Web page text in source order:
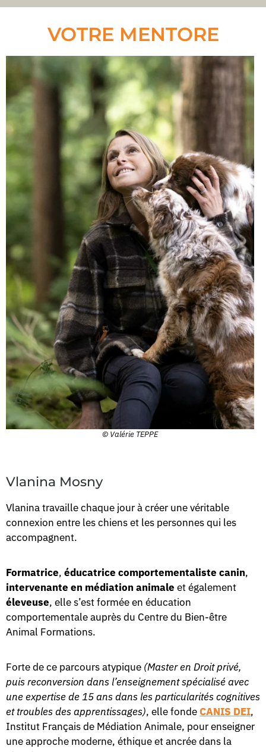
VOTRE MENTORE
© Valérie TEPPE
Vlanina Mosny
Vlanina travaille chaque jour à créer une véritable
connexion entre les chiens et les personnes qui les
accompagnent.
Formatrice, éducatrice comportementaliste canin,
intervenante en médiation animale et également
éleveuse, elle s’est formée en éducation
comportementale auprès du Centre du Bien-être
Animal Formations.
Forte de ce parcours atypique (Master en Droit privé,
puis reconversion dans l’enseignement spécialisé avec
une expertise de 15 ans dans les particularités cognitives
et troubles des apprentissages), elle fondeCANIS DEI,
Institut Français de Médiation Animale, pour enseigner
une approche moderne, éthique et ancrée dans la